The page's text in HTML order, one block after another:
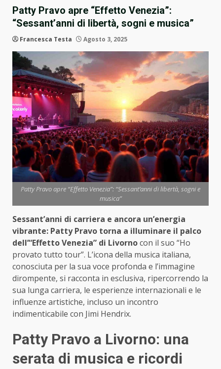
Patty Pravo apre “Effetto Venezia”:
“Sessant’anni di libertà, sogni e musica”
Francesca Testa Agosto 3, 2025
Patty Pravo apre “Effetto Venezia”: “Sessant’anni di libertà, sogni e
musica”
Sessant’anni di carriera e ancora un’energia
vibrante: Patty Pravo torna a illuminare il palco
dell’“Effetto Venezia” di Livornocon il suo “Ho
provato tutto tour”. L’icona della musica italiana,
conosciuta per la sua voce profonda e l’immagine
dirompente, si racconta in esclusiva, ripercorrendo la
sua lunga carriera, le esperienze internazionali e le
influenze artistiche, incluso un incontro
indimenticabile con Jimi Hendrix.
Patty Pravo a Livorno: una
serata di musica e ricordi